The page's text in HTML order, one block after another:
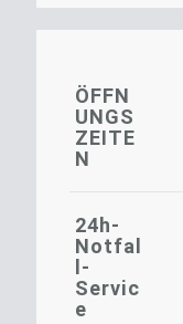
ÖFFN
UNGS
ZEITE
N
24h-
Notfal
l-
Servic
e